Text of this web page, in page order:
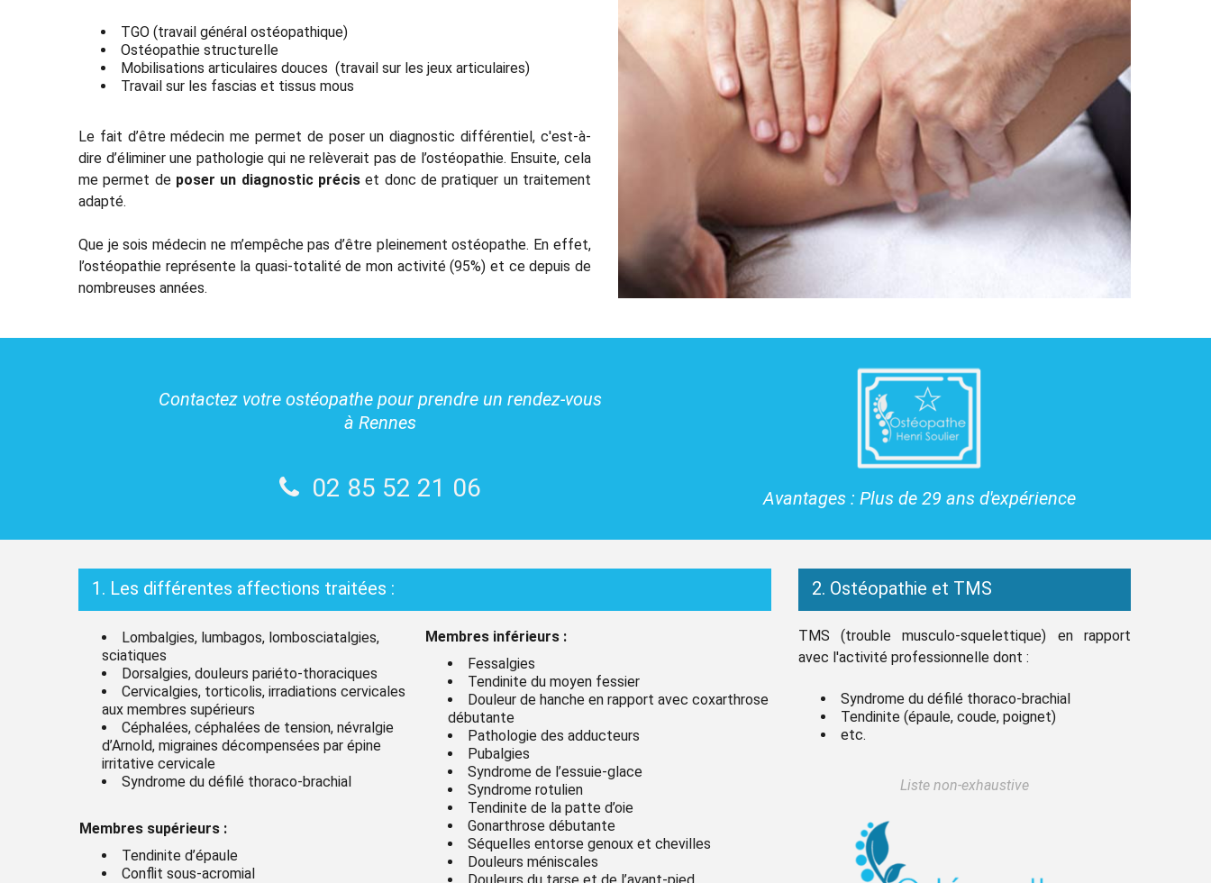
TGO (travail général ostéopathique)
Ostéopathie structurelle
Mobilisations articulaires douces (travail sur les jeux articulaires)
Travail sur les fascias et tissus mous
Le fait d’être médecin me permet de poser un diagnostic différentiel, c'est-à-
dire d’éliminer une pathologie qui ne relèverait pas de l’ostéopathie. Ensuite, cela
me permet de poser un diagnostic préciset donc de pratiquer un traitement
adapté.
Que je sois médecin ne m’empêche pas d’être pleinement ostéopathe. En effet,
l’ostéopathie représente la quasi-totalité de mon activité (95%) et ce depuis de
nombreuses années.
Contactez votre ostéopathe pour prendre un rendez-vous
à Rennes
02 85 52 21 06 Avantages : Plus de 29 ans d'expérience
1. Les différentes affections traitées :
Lombalgies, lumbagos, lombosciatalgies,
sciatiques
Dorsalgies, douleurs pariéto-thoraciques
Cervicalgies, torticolis, irradiations cervicales
aux membres supérieurs
Céphalées, céphalées de tension, névralgie
d’Arnold, migraines décompensées par épine
irritative cervicale
Syndrome du défilé thoraco-brachial
Membres supérieurs :
Tendinite d’épaule
Conflit sous-acromial
Membres inférieurs :
Fessalgies
Tendinite du moyen fessier
Douleur de hanche en rapport avec coxarthrose
débutante
Pathologie des adducteurs
Pubalgies
Syndrome de l’essuie-glace
Syndrome rotulien
Tendinite de la patte d’oie
Gonarthrose débutante
Séquelles entorse genoux et chevilles
Douleurs méniscales
2. Ostéopathie et TMS
TMS (trouble musculo-squelettique) en rapport
avec l'activité professionnelle dont :
Syndrome du défilé thoraco-brachial
Tendinite (épaule, coude, poignet)
etc.
Liste non-exhaustive